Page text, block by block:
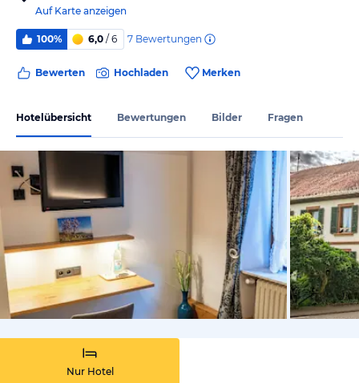
Auf Karte anzeigen
100% 6,0 / 6 7 Bewertungen
Bewerten Hochladen Merken
Hotelübersicht Bewertungen Bilder Fragen
von
Nur Hotel